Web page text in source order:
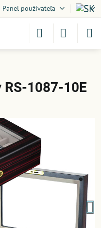
Panel používateľa
RS-1087-10E